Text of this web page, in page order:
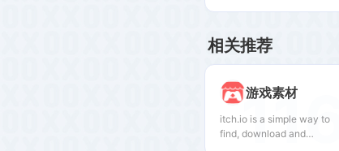
相关推荐
游戏素材
itch.io is a simple way to
find, download and
116